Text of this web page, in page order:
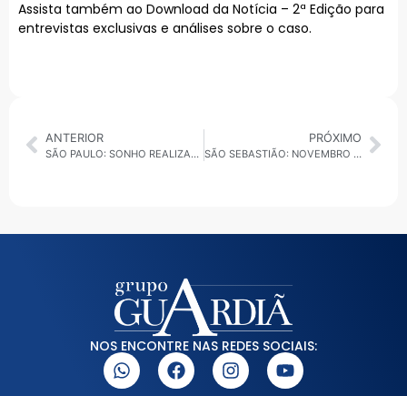
Assista também ao Download da Notícia – 2ª Edição para
entrevistas exclusivas e análises sobre o caso.
ANTERIOR
SÃO PAULO: SONHO REALIZADO; 2,5 MIL FAMÍLIAS RECEBEM ESCRITURA E VIRAM DONAS LEGAIS DAS PRÓPRIAS CASAS
PRÓXIMO
SÃO SEBASTIÃO: NOVEMBRO AZUL TEM AÇÕES NAS 26 USFs DO MUNICÍPIO
NOS ENCONTRE NAS REDES SOCIAIS: